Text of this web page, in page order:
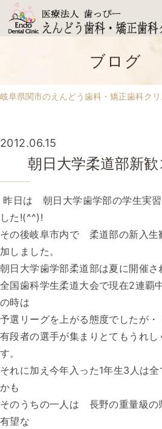
ブログ
岐阜県関市のえんどう歯科・矯正歯科クリ
朝日大学柔道部新
2012.06.15
昨日は 朝日大学歯学部の学生実習
した!(^^)!
その後岐阜市内で 柔道部の新入生
加しました。
朝日大学歯学部柔道部は夏に開催さ
全国歯科学生柔道大会で現在2連
の時は
予選リーグを上がる態度でしたが・
有段者の選手が集まりとてもうれし
す。
それに加え今年入った1年生3人は
かも
そのうちの一人は 長野の重量級の
有望な